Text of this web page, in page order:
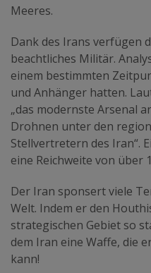
Meeres.
Dank des Irans verfügen
beachtliches Militär.
einem bestimmten
und Anhänger hatten.
„das modernste Arsenal
Drohnen unter den
Stellvertretern des Iran“.
eine Reichweite von über
Der Iran sponsert viele
Welt. Indem er den
strategischen Gebiet so
dem Iran eine Waffe, die
kann!